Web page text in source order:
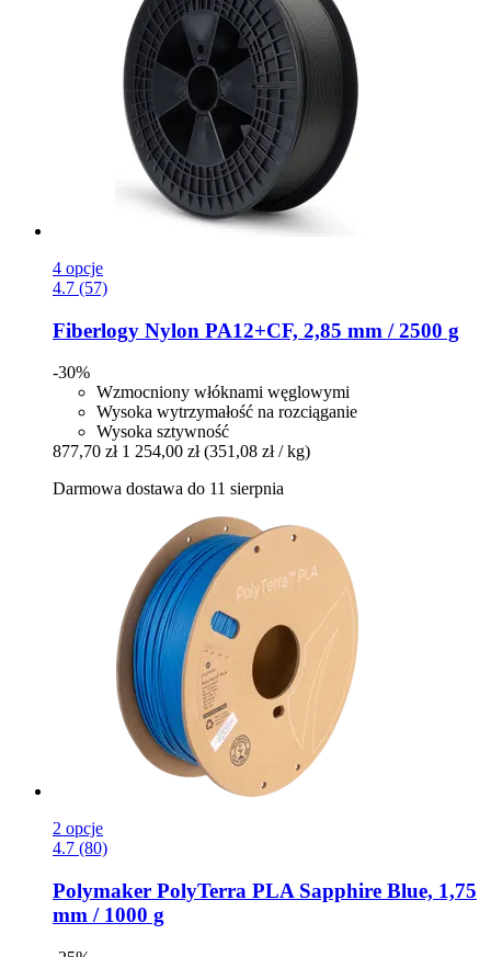
4 opcje
4.7 (57)
Fiberlogy Nylon PA12+CF, 2,85 mm / 2500 g
-30%
Wzmocniony włóknami węglowymi
Wysoka wytrzymałość na rozciąganie
Wysoka sztywność
877,70 zł 1 254,00 zł (351,08 zł / kg)
Darmowa dostawa do 11 sierpnia
2 opcje
4.7 (80)
Polymaker PolyTerra PLA Sapphire Blue, 1,75
mm / 1000 g